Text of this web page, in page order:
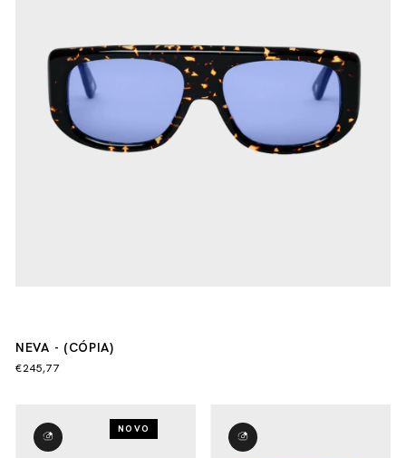
NEVA - (CÓPIA)
€245,77
NOVO